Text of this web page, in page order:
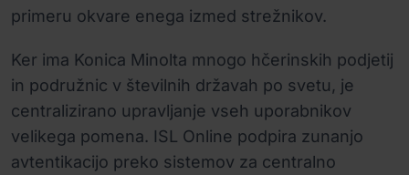
primeru okvare enega izmed strežnikov.
Ker ima Konica Minolta mnogo hčerinskih podjetij
in podružnic v številnih državah po svetu, je
centralizirano upravljanje vseh uporabnikov
velikega pomena. ISL Online podpira zunanjo
avtentikacijo preko sistemov za centralno